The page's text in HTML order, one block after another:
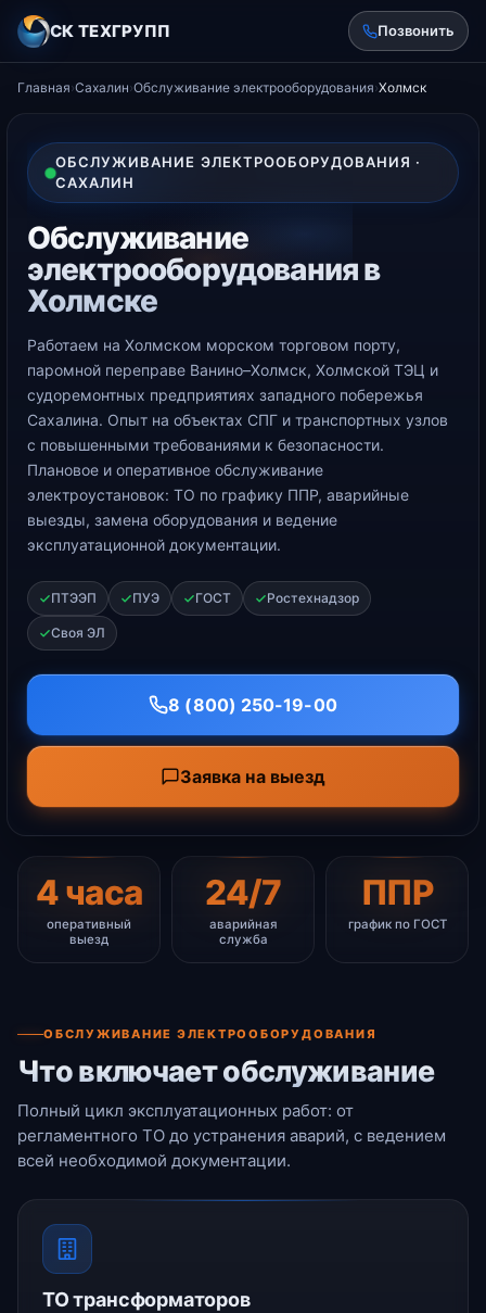
СК ТЕХГРУПП Позвонить
Главная›Сахалин›Обслуживание электрооборудования›Холмск
ОБСЛУЖИВАНИЕ ЭЛЕКТРООБОРУДОВАНИЯ ·
САХАЛИН
Обслуживание
электрооборудования в
Холмске
Работаем на Холмском морском торговом порту,
паромной переправе Ванино–Холмск, Холмской ТЭЦ и
судоремонтных предприятиях западного побережья
Сахалина. Опыт на объектах СПГ и транспортных узлов
с повышенными требованиями к безопасности.
Плановое и оперативное обслуживание
электроустановок: ТО по графику ППР, аварийные
выезды, замена оборудования и ведение
эксплуатационной документации.
ПТЭЭП ПУЭ ГОСТ Ростехнадзор
Своя ЭЛ
8 (800) 250-19-00
Заявка на выезд
4 часа
оперативный
выезд
24/7
аварийная
служба
ППР
график по ГОСТ
ОБСЛУЖИВАНИЕ ЭЛЕКТРООБОРУДОВАНИЯ
Что включает обслуживание
Полный цикл эксплуатационных работ: от
регламентного ТО до устранения аварий, с ведением
всей необходимой документации.
ТО трансформаторов